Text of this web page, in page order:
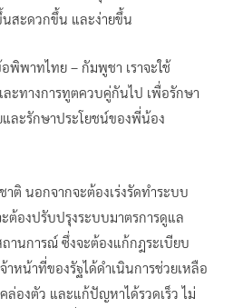
สะดวกขึ้น และง่ายขึ้น
พาทไทย – กัมพูชา เราจะใช้
ละทางการทูตควบคู่กันไป เพื่อรักษา
ละรักษาประโยชน์ของพี่น้อง
ติ นอกจากจะต้องเร่งรัดทำระบบ
ต้องปรับปรุงระบบมาตรการดูแล
านการณ์ ซึ่งจะต้องแก้กฎระเบียบ
าหน้าที่ของรัฐได้ดำเนินการช่วยเหลือ
ล่องตัว และแก้ปัญหาได้รวดเร็ว ไม่